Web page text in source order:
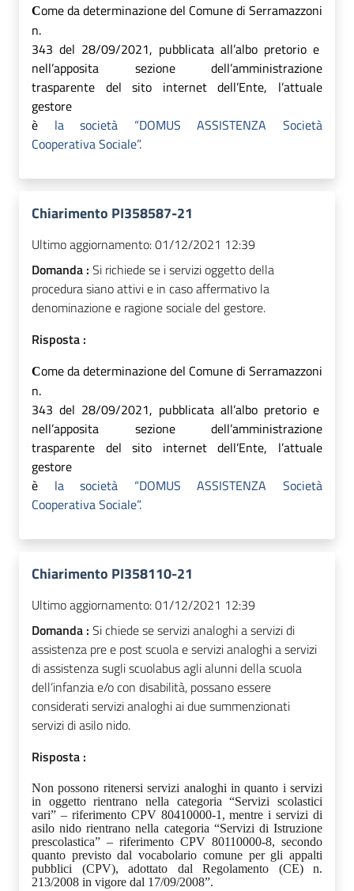
Come da determinazionedel Comune di Serramazzoni
n.
343 del 28/09/2021, pubblicata all’albo pretorio e
nell’apposita sezione dell’amministrazione
trasparente del sito internet dell’Ente, l’attuale
gestore
è la società “DOMUS ASSISTENZA Società
Cooperativa Sociale”.
Chiarimento PI358587-21
Ultimo aggiornamento:01/12/2021 12:39
Domanda : Si richiede se i servizi oggetto della
procedura siano attivi e in caso affermativo la
denominazione e ragione sociale del gestore.
Risposta :
Come da determinazionedel Comune di Serramazzoni
n.
343 del 28/09/2021, pubblicata all’albo pretorio e
nell’apposita sezione dell’amministrazione
trasparente del sito internet dell’Ente, l’attuale
gestore
è la società “DOMUS ASSISTENZA Società
Cooperativa Sociale”.
Chiarimento PI358110-21
Ultimo aggiornamento:01/12/2021 12:39
Domanda : Si chiede se servizi analoghi a servizi di
assistenza pre e post scuola e servizi analoghi a servizi
di assistenza sugli scuolabus agli alunni della scuola
dell’infanzia e/o con disabilità, possano essere
considerati servizi analoghi ai due summenzionati
servizi di asilo nido.
Risposta :
Non possono ritenersi servizi analoghi in quanto i servizi
in oggetto rientrano nella categoria “Servizi scolastici
vari” – riferimento CPV 80410000-1, mentre i servizi di
asilo nido rientrano nella categoria “Servizi di Istruzione
prescolastica” – riferimento CPV 80110000-8, secondo
quanto previsto dal vocabolario comune per gli appalti
pubblici (CPV), adottato dal Regolamento (CE) n.
213/2008 in vigore dal 17/09/2008”.